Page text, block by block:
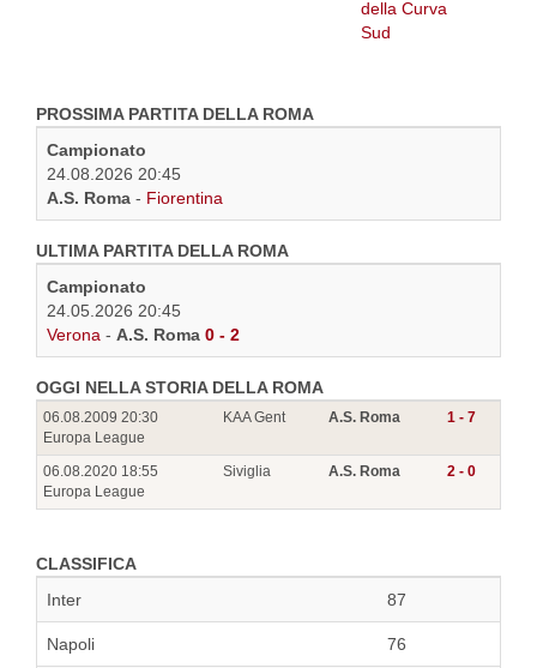
PROSSIMA PARTITA DELLA ROMA
Campionato
24.08.2026 20:45
A.S. Roma - Fiorentina
ULTIMA PARTITA DELLA ROMA
Campionato
24.05.2026 20:45
Verona - A.S. Roma 0 - 2
OGGI NELLA STORIA DELLA ROMA
06.08.2009 20:30
Europa League
KAA Gent A.S. Roma 1 - 7
06.08.2020 18:55
Europa League
Siviglia A.S. Roma 2 - 0
CLASSIFICA
Inter
87
Napoli 76